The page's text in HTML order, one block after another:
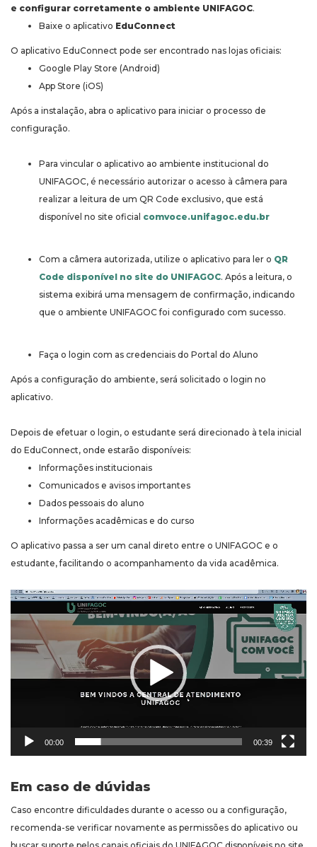
e configurar corretamente o ambiente UNIFAGOC.
Baixe o aplicativo EduConnect
O aplicativo EduConnect pode ser encontrado nas lojas oficiais:
Google Play Store (Android)
App Store (iOS)
Após a instalação, abra o aplicativo para iniciar o processo de
configuração.
Para vincular o aplicativo ao ambiente institucional do
UNIFAGOC, é necessário autorizar o acesso à câmera para
realizar a leitura de um QR Code exclusivo, que está
disponível no site oficial comvoce.unifagoc.edu.br
Com a câmera autorizada, utilize o aplicativo para ler o QR
Code disponível no site do UNIFAGOC. Após a leitura, o
sistema exibirá uma mensagem de confirmação, indicando
que o ambiente UNIFAGOC foi configurado com sucesso.
Faça o login com as credenciais do Portal do Aluno
Após a configuração do ambiente, será solicitado o login no
aplicativo.
Depois de efetuar o login, o estudante será direcionado à tela inicial
do EduConnect, onde estarão disponíveis:
Informações institucionais
Comunicados e avisos importantes
Dados pessoais do aluno
Informações acadêmicas e do curso
O aplicativo passa a ser um canal direto entre o UNIFAGOC e o
estudante, facilitando o acompanhamento da vida acadêmica.
Tocador
vídeo
00:00 00:39
Em caso de dúvidas
Caso encontre dificuldades durante o acesso ou a configuração,
recomenda-se verificar novamente as permissões do aplicativo ou